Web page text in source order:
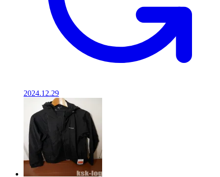
2024.12.29